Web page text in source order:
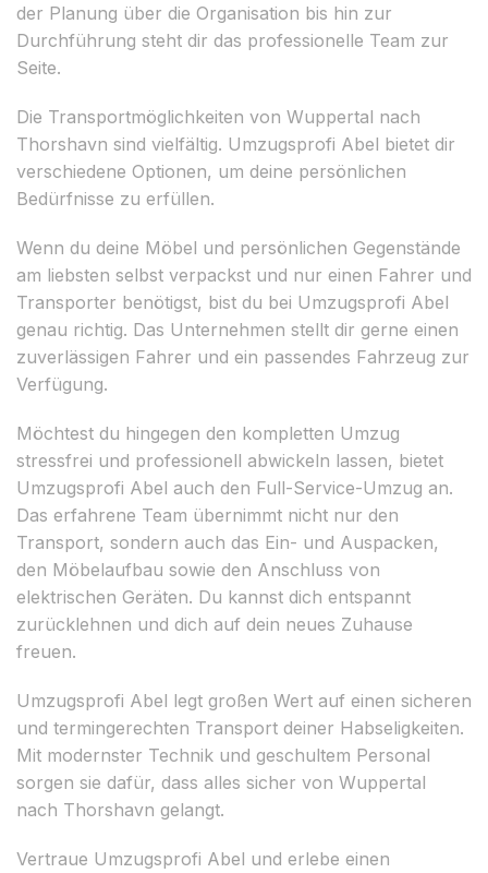
der Planung über die Organisation bis hin zur
Durchführung steht dir das professionelle Team zur
Seite.
Die Transportmöglichkeiten von Wuppertal nach
Thorshavn sind vielfältig. Umzugsprofi Abel bietet dir
verschiedene Optionen, um deine persönlichen
Bedürfnisse zu erfüllen.
Wenn du deine Möbel und persönlichen Gegenstände
am liebsten selbst verpackst und nur einen Fahrer und
Transporter benötigst, bist du bei Umzugsprofi Abel
genau richtig. Das Unternehmen stellt dir gerne einen
zuverlässigen Fahrer und ein passendes Fahrzeug zur
Verfügung.
Möchtest du hingegen den kompletten Umzug
stressfrei und professionell abwickeln lassen, bietet
Umzugsprofi Abel auch den Full-Service-Umzug an.
Das erfahrene Team übernimmt nicht nur den
Transport, sondern auch das Ein- und Auspacken,
den Möbelaufbau sowie den Anschluss von
elektrischen Geräten. Du kannst dich entspannt
zurücklehnen und dich auf dein neues Zuhause
freuen.
Umzugsprofi Abel legt großen Wert auf einen sicheren
und termingerechten Transport deiner Habseligkeiten.
Mit modernster Technik und geschultem Personal
sorgen sie dafür, dass alles sicher von Wuppertal
nach Thorshavn gelangt.
Vertraue Umzugsprofi Abel und erlebe einen